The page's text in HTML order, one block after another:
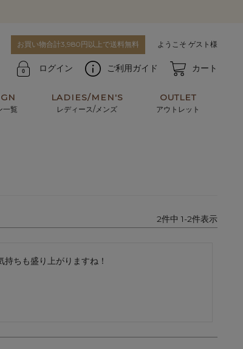
お買い物合計3,980円以上で送料無料 ようこそ ゲスト様
ログイン ご利用ガイド カート
一覧
LADIES/MEN'S
レディース/メンズ
OUTLET
アウトレット
2件中 1-2件表示
ちも盛り上がりますね！